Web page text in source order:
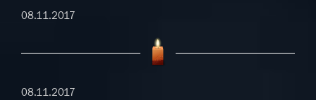
08.11.2017
08.11.2017